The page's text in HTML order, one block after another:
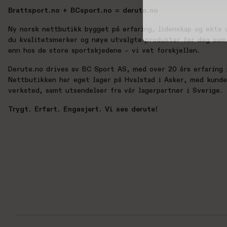
Brattsport.no + BCsport.no = derute.no
Ny norsk nettbutikk bygget på erfaring, lidenskap og ekte
du kvalitetsmerker og nøye utvalgte produkter for deg
enn hos de store sportskjedene – vi vet forskjellen.
Derute.no drives av BC Sport AS, med over 20 års
Nettbutikken har eget lager på Hvalstad i Asker, med
verksted, samt utsendelser fra vår lagerpartner i Sverige.
Trygt. Erfart. Engasjert. Vi ses derute!